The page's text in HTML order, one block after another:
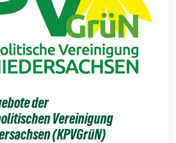
der
Vereinigung
(KPVGrüN)